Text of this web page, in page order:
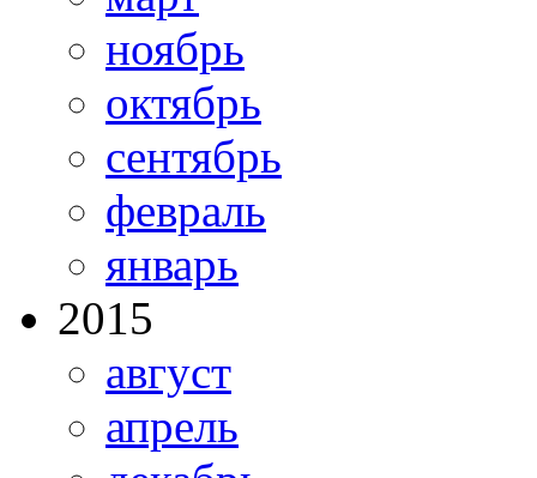
ноябрь
октябрь
сентябрь
февраль
январь
2015
август
апрель